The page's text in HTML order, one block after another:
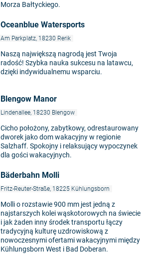
Morza Bałtyckiego.
Oceanblue Watersports
Am Parkplatz, 18230 Rerik
Naszą największą nagrodą jest Twoja
radość! Szybka nauka sukcesu na latawcu,
dzięki indywidualnemu wsparciu.
Blengow Manor
Lindenallee, 18230 Blengow
Cicho położony, zabytkowy, odrestaurowany
dworek jako dom wakacyjny w regionie
Salzhaff. Spokojny i relaksujący wypoczynek
dla gości wakacyjnych.
Bäderbahn Molli
Fritz-Reuter-Straße, 18225 Kühlungsborn
Molli o rozstawie 900 mm jest jedną z
najstarszych kolei wąskotorowych na świecie
i jak żaden inny środek transportu łączy
tradycyjną kulturę uzdrowiskową z
nowoczesnymi ofertami wakacyjnymi między
Kühlungsborn West i Bad Doberan.